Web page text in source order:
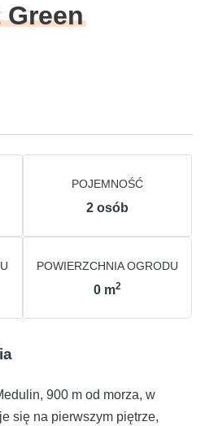
POJEMNOŚĆ
2 osób
POWIERZCHNIA OGRODU
0 m2
900 m od morza, w
się na pierwszym piętrze,